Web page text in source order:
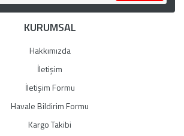
hatalar bulunuyor.
sitelerden daha pahalı.
Gönder
KURUMSAL
Hakkımızda
İletişim
İletişim Formu
Havale Bildirim Formu
Kargo Takibi